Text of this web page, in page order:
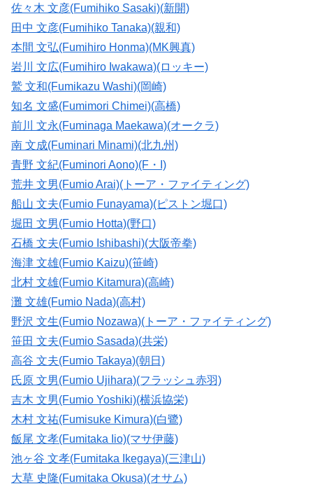
佐々木 文彦(Fumihiko Sasaki)(新開)
田中 文彦(Fumihiko Tanaka)(親和)
本間 文弘(Fumihiro Honma)(MK興真)
岩川 文広(Fumihiro Iwakawa)(ロッキー)
鷲 文和(Fumikazu Washi)(岡崎)
知名 文盛(Fumimori Chimei)(高橋)
前川 文永(Fuminaga Maekawa)(オークラ)
南 文成(Fuminari Minami)(北九州)
青野 文紀(Fuminori Aono)(F・I)
荒井 文男(Fumio Arai)(トーア・ファイティング)
船山 文夫(Fumio Funayama)(ピストン堀口)
堀田 文男(Fumio Hotta)(野口)
石橋 文夫(Fumio Ishibashi)(大阪帝拳)
海津 文雄(Fumio Kaizu)(笹崎)
北村 文雄(Fumio Kitamura)(高崎)
灘 文雄(Fumio Nada)(高村)
野沢 文生(Fumio Nozawa)(トーア・ファイティング)
笹田 文夫(Fumio Sasada)(共栄)
高谷 文夫(Fumio Takaya)(朝日)
氏原 文男(Fumio Ujihara)(フラッシュ赤羽)
吉木 文男(Fumio Yoshiki)(横浜協栄)
木村 文祐(Fumisuke Kimura)(白鷺)
飯尾 文孝(Fumitaka Iio)(マサ伊藤)
池ヶ谷 文孝(Fumitaka Ikegaya)(三津山)
大草 史隆(Fumitaka Okusa)(オサム)